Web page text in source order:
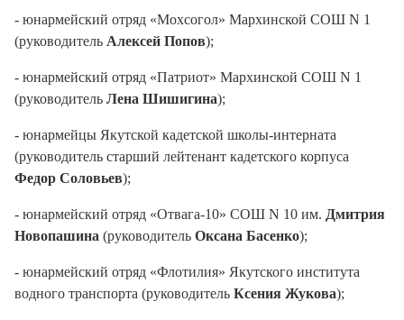
- юнармейский отряд «Мохсогол» Мархинской СОШ N 1
(руководитель Алексей Попов);
- юнармейский отряд «Патриот» Мархинской СОШ N 1
(руководитель Лена Шишигина);
- юнармейцы Якутской кадетской школы-интерната
(руководитель старший лейтенант кадетского корпуса
Федор Соловьев);
- юнармейский отряд «Отвага-10» СОШ N 10 им. Дмитрия
Новопашина (руководитель Оксана Басенко);
- юнармейский отряд «Флотилия» Якутского института
водного транспорта (руководитель Ксения Жукова);